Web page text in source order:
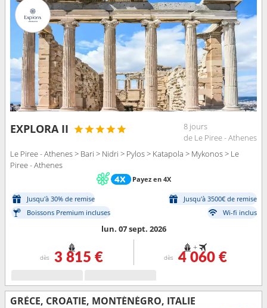
Ports Compagnies
Rechercher
EXPLORA II
8 jours
de Le Piree - Athenes
Le Piree - Athenes > Bari > Nidri > Pylos > Katapola > Mykonos > Le
Piree - Athenes
Payez en 4X
Jusqu'à 30% de remise
Jusqu'à 3500€ de remise
Boissons Premium incluses
Wi-fi inclus
lun. 07 sept. 2026
dès 3 815 €
+
dès 4 060 €
GRÈCE, CROATIE, MONTÉNÉGRO, ITALIE